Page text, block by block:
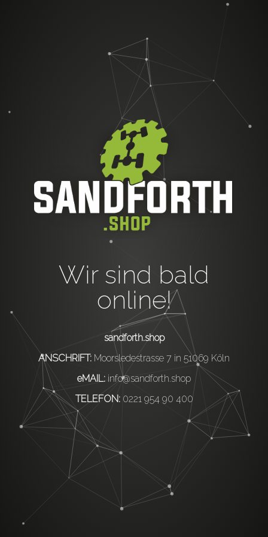
Wir sind bald
online!
sandforth.shop
ANSCHRIFT: Moorsledestrasse 7 in 51069 Köln
eMAIL: info@sandforth.shop
TELEFON: 0221 954 90 400